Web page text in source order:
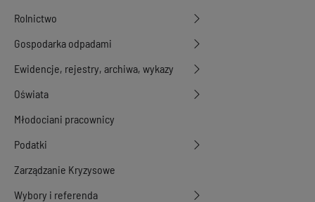
Rolnictwo
Gospodarka odpadami
Ewidencje, rejestry, archiwa, wykazy
Oświata
Młodociani pracownicy
Podatki
Zarządzanie Kryzysowe
Wybory i referenda